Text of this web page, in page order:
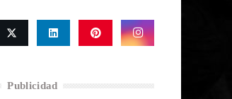
Publicidad